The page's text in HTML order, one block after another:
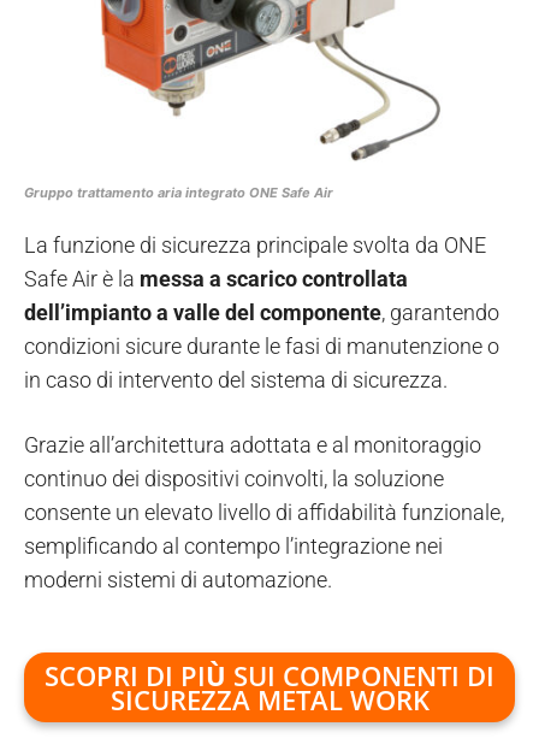
Gruppo trattamento aria integrato ONE Safe Air
La funzione di sicurezza principale svolta da ONE
Safe Air è la messa a scarico controllata
dell’impianto a valle del componente, garantendo
condizioni sicure durante le fasi di manutenzione o
in caso di intervento del sistema di sicurezza.
Grazie all’architettura adottata e al monitoraggio
continuo dei dispositivi coinvolti, la soluzione
consente un elevato livello di affidabilità funzionale,
semplificando al contempo l’integrazione nei
moderni sistemi di automazione.
SCOPRI DI PIÙ SUI COMPONENTI DI
SICUREZZA METAL WORK